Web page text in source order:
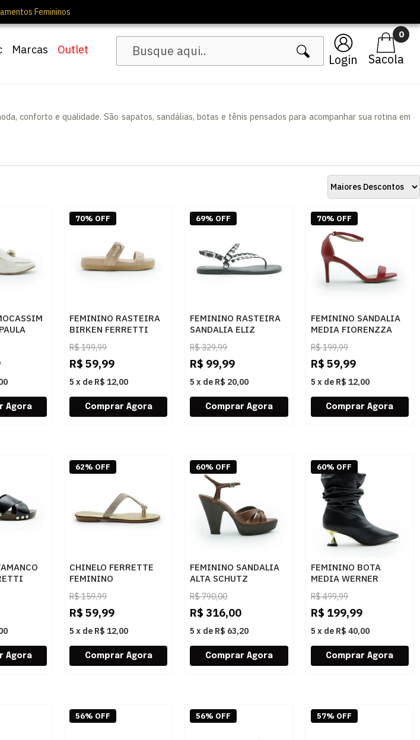
Login
0
Marcas Outlet
com cupom Pai10
conforto e qualidade. São sapatos, sandálias, botas e tênis pensados para acompanhar sua rotina em
VZ OFF
FEMININO RASTEIRA
BIRKEN FERRETTI
40172 NATURAL
R$199,99
R$ 59,99
5 x de R$ 12,00
70% OFF
FEMININO RASTEIRA
SANDALIA ELIZ
965388 VENETO
PRETO METAL NIQUEL
R$329,99
R$ 99,99
5 x de R$ 20,00
69% OFF
FEMININO SANDALIA
MEDIA FIORENZZA
1600C-22114C ROMA..
R$199,99
R$ 59,99
5 x de R$ 12,00
70% OFF
CHINELO FERRETTE
FEMININO
R$159,99
R$ 59,99
5 x de R$ 12,00
62% OFF
FEMININO SANDALIA
ALTA SCHUTZ
WARM TOFFEE
R$790,00
R$ 316,00
5 x de R$ 63,20
60% OFF
FEMININO BOTA
MEDIA WERNER
R$499,99
R$ 199,99
5 x de R$ 40,00
60% OFF
56% OFF 56% OFF 57% OFF